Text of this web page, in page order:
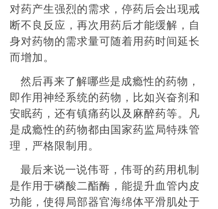
对药产生强烈的需求，停药后会出现戒
断不良反应，再次用药后才能缓解，自
身对药物的需求量可随着用药时间延长
而增加。
然后再来了解哪些是成瘾性的药物，
即作用神经系统的药物，比如兴奋剂和
安眠药，还有镇痛药以及麻醉药等。凡
是成瘾性的药物都由国家药监局特殊管
理，严格限制用。
最后来说一说伟哥，伟哥的药用机制
是作用于磷酸二酯酶，能提升血管内皮
功能，使得局部器官海绵体平滑肌处于